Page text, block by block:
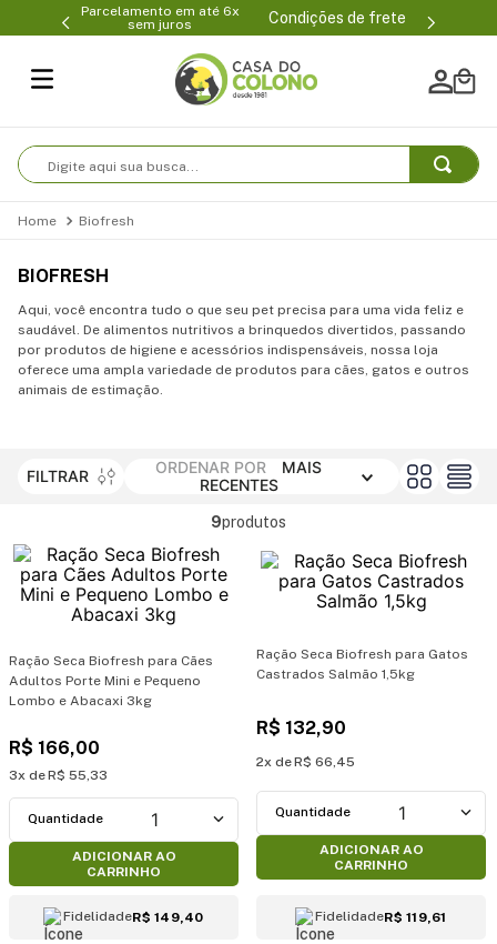
Parcelamento em até 6x
sem juros
Condições de frete
Digite aqui sua busca...
Biofresh
BIOFRESH
Aqui, você encontra tudo o que seu pet precisa para uma vida feliz e
saudável. De alimentos nutritivos a brinquedos divertidos, passando
por produtos de higiene e acessórios indispensáveis, nossa loja
oferece uma ampla variedade de produtos para cães, gatos e outros
animais de estimação.
FILTRAR ORDENAR POR
MAIS
RECENTES
9produtos
Ração Seca Biofresh para Cães
Adultos Porte Mini e Pequeno
Lombo e Abacaxi 3kg
R$ 166,00
3 R$ 55,33
1
ADICIONAR AO
CARRINHO
FidelidadeR$ 149,40
Ração Seca Biofresh para Gatos
Castrados Salmão 1,5kg
R$ 132,90
2 R$ 66,45
1
ADICIONAR AO
CARRINHO
FidelidadeR$ 119,61